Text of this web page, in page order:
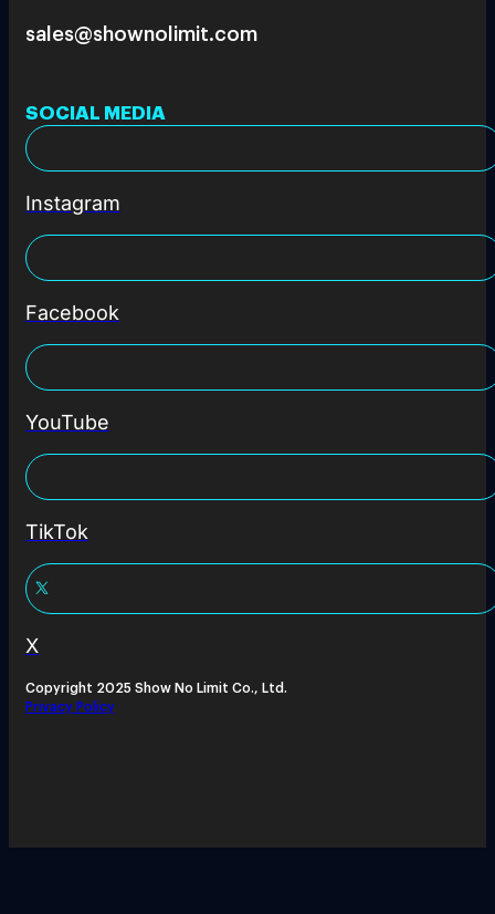
sales@shownolimit.com
SOCIAL MEDIA
Instagram
Facebook
YouTube
TikTok
X
Copyright 2025 Show No Limit Co., Ltd.
Privacy Policy